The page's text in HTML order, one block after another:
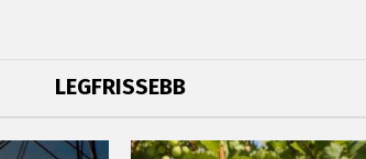
LEGFRISSEBB